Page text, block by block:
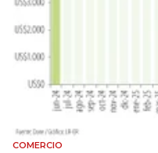
COMERCIO